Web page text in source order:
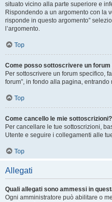
situato vicino alla parte superiore e
Rispondendo a un argomento con la
risponde in questo argomento”
l’argomento.
Top
Come posso sottoscrivere un
Per sottoscrivere un forum specifico,
forum”, in fondo alla pagina, entrando
Top
Come cancello le mie sottoscrizioni?
Per cancellare le tue sottoscrizioni,
Utente e seguire i collegamenti alle
Top
Allegati
Quali allegati sono ammessi in
Ogni amministratore può abilitare o